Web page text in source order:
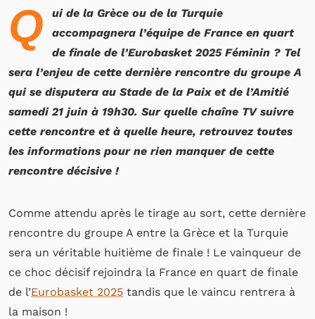
Q
ui de la Grèce ou de la Turquie
accompagnera l’équipe de France en quart
de finale de l’Eurobasket 2025 Féminin ? Tel
sera l’enjeu de cette dernière rencontre du groupe A
qui se disputera au Stade de la Paix et de l’Amitié
samedi 21 juin à 19h30. Sur quelle chaîne TV suivre
cette rencontre et à quelle heure, retrouvez toutes
les informations pour ne rien manquer de cette
rencontre décisive !
Comme attendu après le tirage au sort, cette dernière
rencontre du groupe A entre la Grèce et la Turquie
sera un véritable huitième de finale ! Le vainqueur de
ce choc décisif rejoindra la France en quart de finale
de l’Eurobasket 2025 tandis que le vaincu rentrera à
la maison !